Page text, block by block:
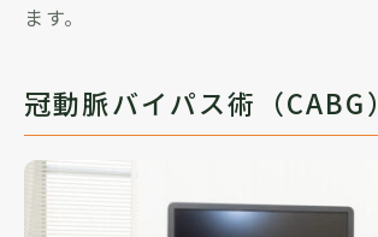
ます。
冠動脈バイパス術（CABG）